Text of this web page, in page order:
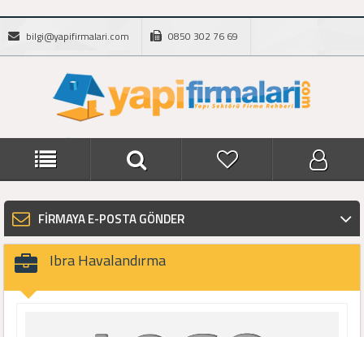
bilgi@yapifirmalari.com 0850 302 76 69
FİRMAYA E-POSTA GÖNDER
Ibra Havalandırma